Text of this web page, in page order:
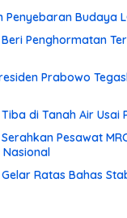
Budaya
Penghormatan
Prabowo
di Tanah Air
Pesawat
Ratas Bahas